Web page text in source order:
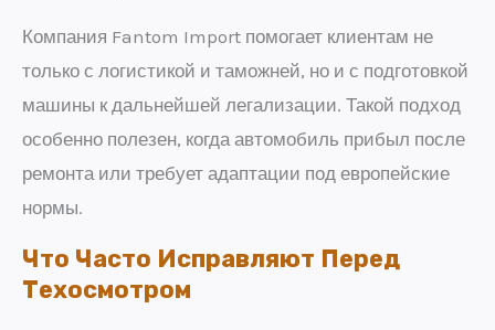
Компания Fantom Import помогает клиентам не
только с логистикой и таможней, но и с подготовкой
машины к дальнейшей легализации. Такой подход
особенно полезен, когда автомобиль прибыл после
ремонта или требует адаптации под европейские
нормы.
Что Часто Исправляют Перед
Техосмотром